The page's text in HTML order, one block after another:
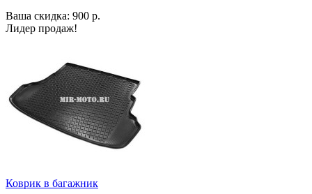
Ваша скидка: 900 р.
Лидер продаж!
Коврик в багажник